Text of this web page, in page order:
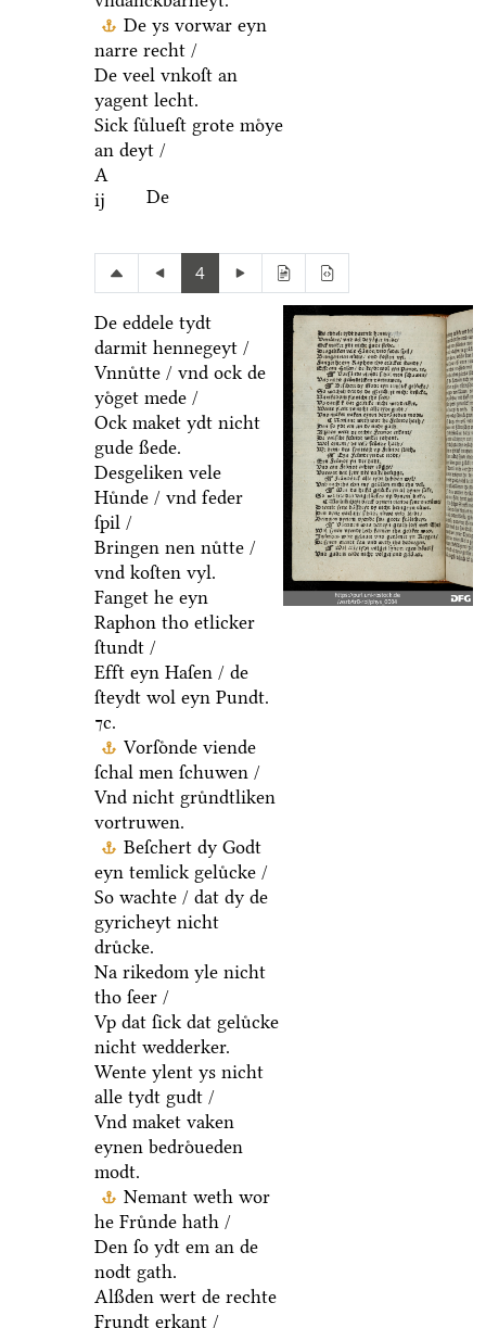
De ys vorwar eyn
narre recht /
De veel vnkoſt an
yagent lecht.
Sick ſuͤlueſt grote moͤye
an deyt /
A
ij
De
4
De eddele tydt
darmit hennegeyt /
Vnnuͤtte / vnd ock de
yoͤget mede /
Ock maket ydt nicht
gude ßede.
Desgeliken vele
Huͤnde / vnd feder
ſpil /
Bringen nen nuͤtte /
vnd koſten vyl.
Fanget he eyn
Raphon tho etlicker
ſtundt /
Efft eyn Haſen / de
ſteydt wol eyn Pundt.
⁊c.
Vorſoͤnde viende
ſchal men ſchuwen /
Vnd nicht gruͤndtliken
vortruwen.
Beſchert dy Godt
eyn temlick geluͤcke /
So wachte / dat dy de
gyricheyt nicht
druͤcke.
Na rikedom yle nicht
tho ſeer /
Vp dat ſick dat geluͤcke
nicht wedderker.
Wente ylent ys nicht
alle tydt gudt /
Vnd maket vaken
eynen bedroͤueden
modt.
Nemant weth wor
he Fruͤnde hath /
Den ſo ydt em an de
nodt gath.
Alßden wert de rechte
Frundt erkant /